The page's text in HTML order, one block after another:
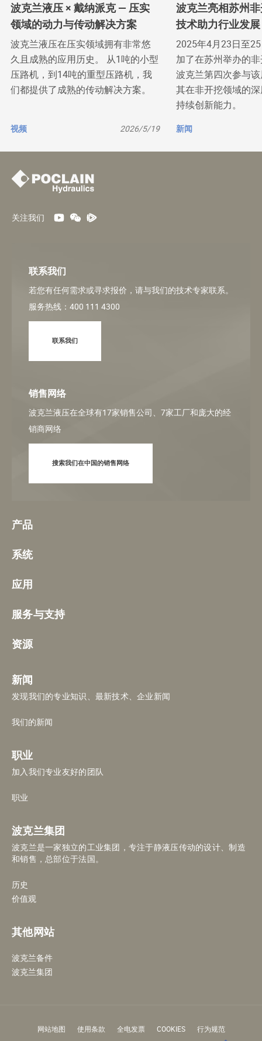
波克兰液压 × 戴纳派克 — 压实
领域的动力与传动解决方案
波克兰液压在压实领域拥有非常悠
久且成熟的应用历史。 从1吨的小型
压路机，到14吨的重型压路机，我
们都提供了成熟的传动解决方案。
视频 2026/5/19
波克兰亮相苏州
技术助力行业发展
2025年4月23日至
加了在苏州举办的
波克兰第四次参与
其在非开挖领域的
持续创新能力。
新闻
关注我们
联系我们
若您有任何需求或寻求报价，请与我们的技术专家联系。
服务热线：400 111 4300
联系我们
销售网络
波克兰液压在全球有17家销售公司、7家工厂和庞大的经
销商网络
搜索我们在中国的销售网络
产品
系统
应用
服务与支持
资源
新闻
发现我们的专业知识、最新技术、企业新闻
我们的新闻
职业
加入我们专业友好的团队
职业
波克兰集团
波克兰是一家独立的工业集团，专注于静液压传动的设计、制造
和销售，总部位于法国。
历史
价值观
其他网站
波克兰备件
波克兰集团
网站地图 使用条款 全电发票 COOKIES 行为规范